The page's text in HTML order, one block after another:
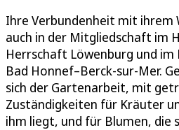
Ihre Verbundenheit mit ihrem
auch in der Mitgliedschaft im
Herrschaft Löwenburg und
Bad Honnef–Berck-sur-Mer.
sich der Gartenarbeit, mit
Zuständigkeiten für Kräuter
ihm liegt, und für Blumen, die